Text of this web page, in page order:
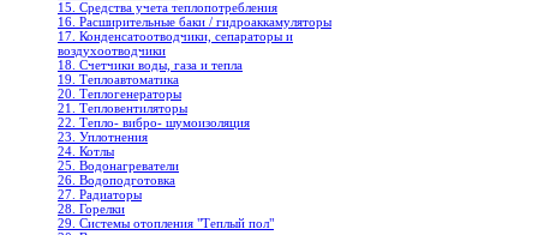
15. Средства учета теплопотребления
16. Расширительные баки / гидроаккамуляторы
17. Конденсатоотводчики, сепараторы и
воздухоотводчики
18. Счетчики воды, газа и тепла
19. Теплоавтоматика
20. Теплогенераторы
21. Тепловентиляторы
22. Тепло- вибро- шумоизоляция
23. Уплотнения
24. Котлы
25. Водонагреватели
26. Водоподготовка
27. Радиаторы
28. Горелки
29. Системы отопления "Теплый пол"